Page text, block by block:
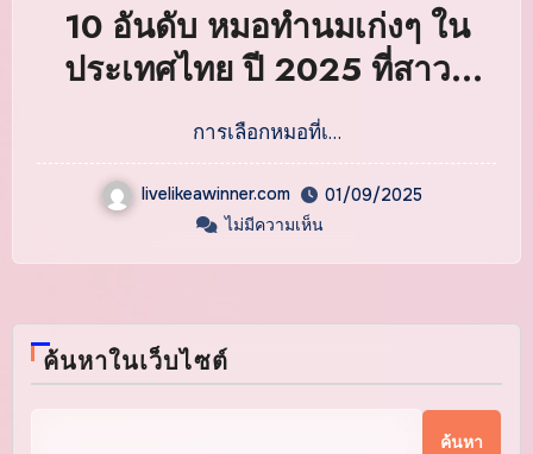
10 อันดับ หมอทำนมเก่งๆ ใน
ประเทศไทย ปี 2025 ที่สาวๆ
หลายคนต้องแนะนำ
การเลือกหมอที่เ…
livelikeawinner.com
01/09/2025
ไม่มีความเห็น
ค้นหาในเว็บไซต์
ค้นหา